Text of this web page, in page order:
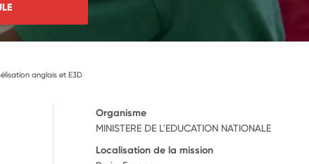
anglais et E3D
Organisme
MINISTERE DE L'EDUCATION NATIONALE
Localisation de la mission